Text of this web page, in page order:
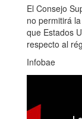
El Consejo
no permitirá
que Estados
respecto al
Infobae